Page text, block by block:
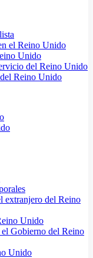
el Reino Unido
Unido
del Reino Unido
Reino Unido
extranjero del Reino
Unido
Gobierno del Reino
Unido